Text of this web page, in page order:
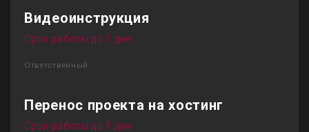
Видеоинструкция
Срок работы до 1 дня
Ответственный:
Перенос проекта на хостинг
Срок работы до 1 дня